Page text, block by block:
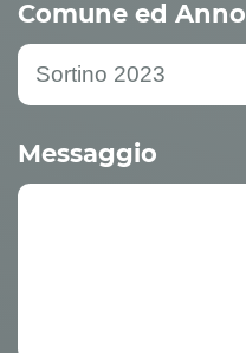
Comune ed Anno
Messaggio